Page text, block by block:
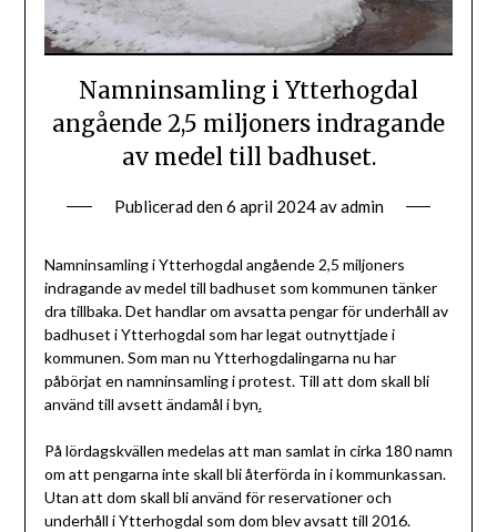
Namninsamling i Ytterhogdal
angående 2,5 miljoners indragande
av medel till badhuset.
Publicerad den6 april 2024avadmin
Namninsamling i Ytterhogdal angående 2,5 miljoners
indragande av medel till badhuset som kommunen tänker
dra tillbaka. Det handlar om avsatta pengar för underhåll av
badhuset i Ytterhogdal som har legat outnyttjade i
kommunen. Som man nu Ytterhogdalingarna nu har
påbörjat en namninsamling i protest. Till att dom skall bli
använd till avsett ändamål i byn.
På lördagskvällen medelas att man samlat in cirka 180 namn
om att pengarna inte skall bli återförda in i kommunkassan.
Utan att dom skall bli använd för reservationer och
underhåll i Ytterhogdal som dom blev avsatt till 2016.